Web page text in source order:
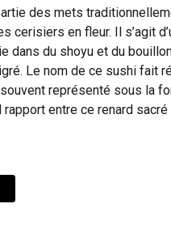
des mets
cerisiers en fleur. Il s’agit
dans du shoyu et du
Le nom de ce sushi fait
représenté sous la
rapport entre ce renard sacré